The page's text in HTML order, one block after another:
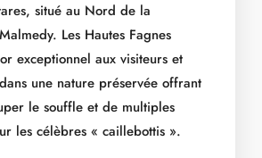
situé au Nord de la
Les Hautes Fagnes
exceptionnel aux visiteurs et
une nature préservée offrant
le souffle et de multiples
les célèbres « caillebottis ».